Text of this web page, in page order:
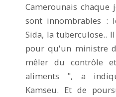
Camerounais chaque
sont innombrables :
Sida, la tuberculose..
pour qu'un ministre
mêler du contrôle
aliments ", a
Kamseu. Et de